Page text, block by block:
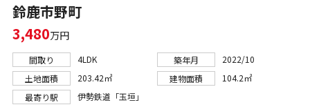
鈴鹿市野町
3,480万円
間取り 4LDK 築年月
2022/10
土地面積
203.42㎡ 建物面積
104.2㎡
最寄り駅
伊勢鉄道「玉垣」